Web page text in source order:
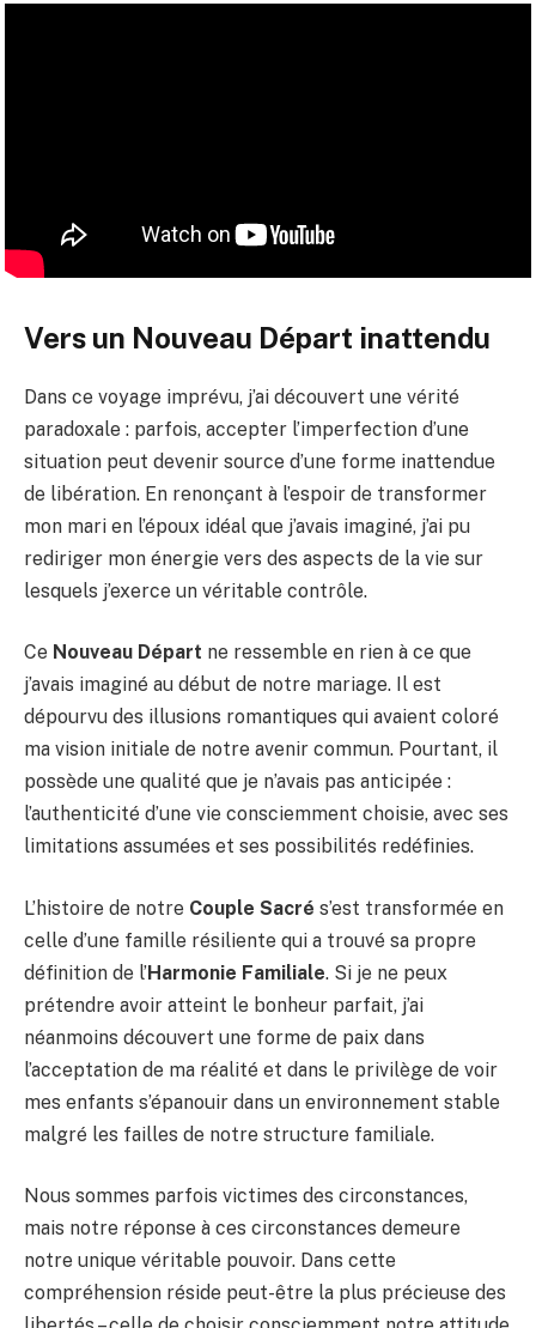
Vers un Nouveau Départ inattendu
Dans ce voyage imprévu, j’ai découvert une vérité
paradoxale : parfois, accepter l’imperfection d’une
situation peut devenir source d’une forme inattendue
de libération. En renonçant à l’espoir de transformer
mon mari en l’époux idéal que j’avais imaginé, j’ai pu
rediriger mon énergie vers des aspects de la vie sur
lesquels j’exerce un véritable contrôle.
Ce Nouveau Départ ne ressemble en rien à ce que
j’avais imaginé au début de notre mariage. Il est
dépourvu des illusions romantiques qui avaient coloré
ma vision initiale de notre avenir commun. Pourtant, il
possède une qualité que je n’avais pas anticipée :
l’authenticité d’une vie consciemment choisie, avec ses
limitations assumées et ses possibilités redéfinies.
L’histoire de notre Couple Sacré s’est transformée en
celle d’une famille résiliente qui a trouvé sa propre
définition de l’Harmonie Familiale. Si je ne peux
prétendre avoir atteint le bonheur parfait, j’ai
néanmoins découvert une forme de paix dans
l’acceptation de ma réalité et dans le privilège de voir
mes enfants s’épanouir dans un environnement stable
malgré les failles de notre structure familiale.
Nous sommes parfois victimes des circonstances,
mais notre réponse à ces circonstances demeure
notre unique véritable pouvoir. Dans cette
compréhension réside peut-être la plus précieuse des